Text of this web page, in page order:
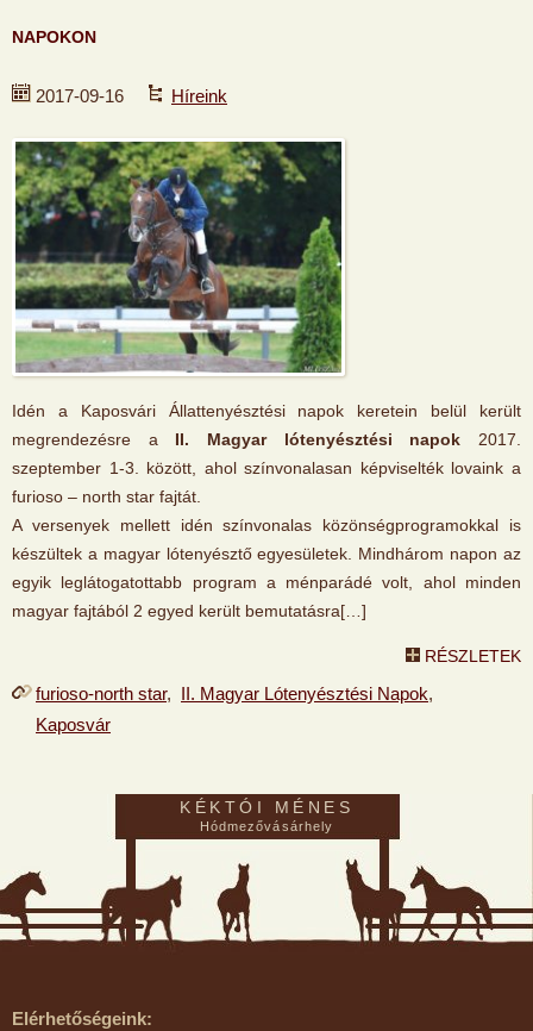
NAPOKON
2017-09-16 Híreink
Idén a Kaposvári Állattenyésztési napok keretein belül került
megrendezésre a II. Magyar lótenyésztési napok 2017.
szeptember 1-3. között, ahol színvonalasan képviselték lovaink a
furioso – north star fajtát.
A versenyek mellett idén színvonalas közönségprogramokkal is
készültek a magyar lótenyésztő egyesületek. Mindhárom napon az
egyik leglátogatottabb program a ménparádé volt, ahol minden
magyar fajtából 2 egyed került bemutatásra[…]
RÉSZLETEK
furioso-north star, II. Magyar Lótenyésztési Napok,
Kaposvár
KÉKTÓI MÉNES
Hódmezővásárhely
Elérhetőségeink: